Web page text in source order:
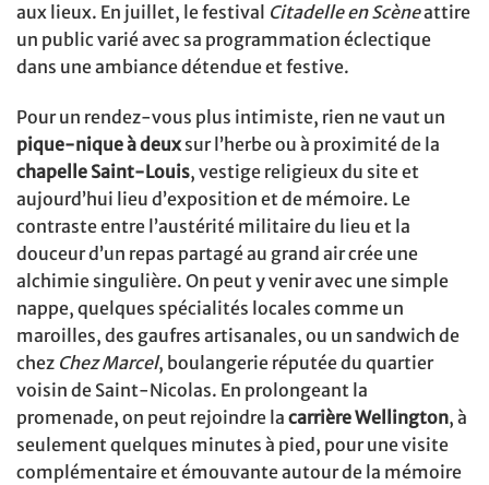
aux lieux. En juillet, le festival Citadelle en Scèneattire
un public varié avec sa programmation éclectique
dans une ambiance détendue et festive.
Pour un rendez-vous plus intimiste, rien ne vaut un
pique-nique à deuxsur l’herbe ou à proximité de la
chapelle Saint-Louis, vestige religieux du site et
aujourd’hui lieu d’exposition et de mémoire. Le
contraste entre l’austérité militaire du lieu et la
douceur d’un repas partagé au grand air crée une
alchimie singulière. On peut y venir avec une simple
nappe, quelques spécialités locales comme un
maroilles, des gaufres artisanales, ou un sandwich de
chez Chez Marcel, boulangerie réputée du quartier
voisin de Saint-Nicolas. En prolongeant la
promenade, on peut rejoindre la carrière Wellington, à
seulement quelques minutes à pied, pour une visite
complémentaire et émouvante autour de la mémoire